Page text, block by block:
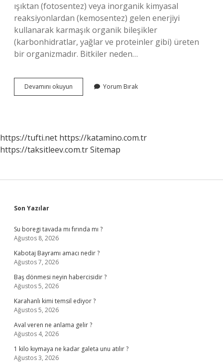
ışıktan (fotosentez) veya inorganik kimyasal
reaksiyonlardan (kemosentez) gelen enerjiyi
kullanarak karmaşık organik bileşikler
(karbonhidratlar, yağlar ve proteinler gibi) üreten
bir organizmadır. Bitkiler neden…
Devamını okuyun
Hücrenin
Yorum Bırak
https://tufti.net https://katamino.com.tr
https://taksitleev.com.trSitemap
Sidebar
Son Yazılar
Su boregi tavada mı fırında mı ?
Ağustos 8, 2026
Kabotaj Bayramı amacı nedir ?
Ağustos 7, 2026
Baş dönmesi neyin habercisidir ?
Ağustos 5, 2026
Karahanlı kimi temsil ediyor ?
Ağustos 5, 2026
Aval veren ne anlama gelir ?
Ağustos 4, 2026
1 kilo kıymaya ne kadar galeta unu atılır ?
Ağustos 3, 2026